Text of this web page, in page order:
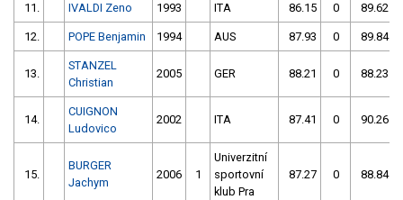
11. IVALDI Zeno 1993 ITA 86.15 0 89.62
12. POPE Benjamin 1994 AUS 87.93 0 89.84
13.
STANZEL
Christian
2005 GER 88.21 0 88.23
14.
CUIGNON
Ludovico
2002 ITA 87.41 0 90.26
15.
BURGER
Jachym
2006 1
Univerzitní
sportovní
klub Pra
87.27 0 88.84